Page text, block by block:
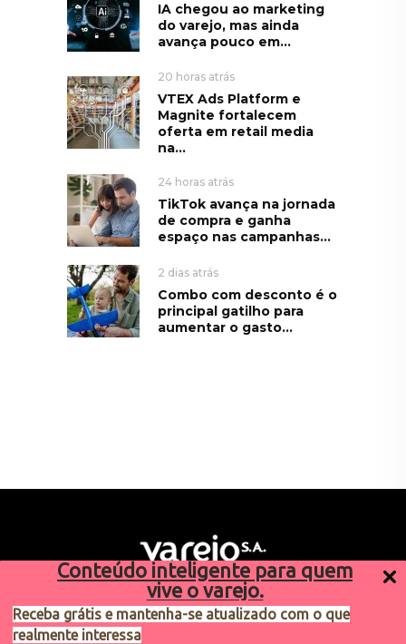
Conteúdo inteligente para quem
vive o varejo.
Receba grátis e mantenha-se atualizado com o que
realmente interessa
IA chegou ao marketing
do varejo, mas ainda
avança pouco em...
20 horas atrás
VTEX Ads Platform e
Magnite fortalecem
oferta em retail media
na...
24 horas atrás
TikTok avança na jornada
de compra e ganha
espaço nas campanhas...
2 dias atrás
Combo com desconto é o
principal gatilho para
aumentar o gasto...